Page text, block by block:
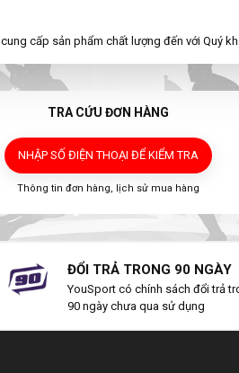
cung cấp sản phẩm chất lượng đến với Quý
TRA CỨU ĐƠN HÀNG
NHẬP SỐ ĐIỆN THOẠI ĐỂ KIỂM TRA
Thông tin đơn hàng, lịch sử mua hàng
ĐỔI TRẢ TRONG 90 NGÀY
YouSport có chính sách đổi trả
90 ngày chưa qua sử dụng